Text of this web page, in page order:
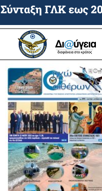
Σύνταξη ΓΛΚ εως